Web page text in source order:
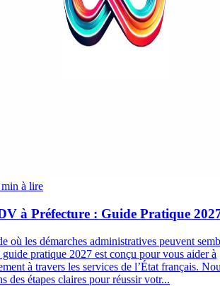
min à lire
à Préfecture : Guide Pratique
où les démarches administratives peuvent
pratique 2027 est conçu pour vous aider à
à travers les services de l’État français.
des étapes claires pour réussir votr...